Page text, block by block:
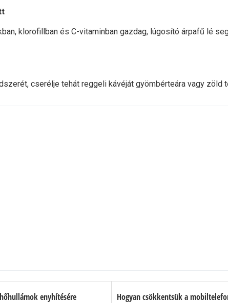
klorofillban és C-vitaminban gazdag, lúgosító árpafű lé
cserélje tehát reggeli kávéját gyömbérteára vagy zöld
enyhítésére